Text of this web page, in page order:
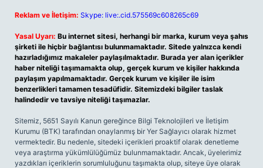
Reklam ve İletişim: Skype: live:.cid.575569c608265c69
Yasal Uyarı: Bu internet sitesi, herhangi bir marka, kurum veya şahıs
şirketi ile hiçbir bağlantısı bulunmamaktadır. Sitede yalnızca kendi
hazırladığımız makaleler paylaşılmaktadır. Burada yer alan içerikler
haber niteliği taşımamakta olup, gerçek kurum ve kişiler hakkında
paylaşım yapılmamaktadır. Gerçek kurum ve kişiler ile isim
benzerlikleri tamamen tesadüfidir. Sitemizdeki bilgiler taslak
halindedir ve tavsiye niteliği taşımazlar.
Sitemiz, 5651 Sayılı Kanun gereğince Bilgi Teknolojileri ve İletişim
Kurumu (BTK) tarafından onaylanmış bir Yer Sağlayıcı olarak hizmet
vermektedir. Bu nedenle, sitedeki içerikleri proaktif olarak denetleme
veya araştırma yükümlülüğümüz bulunmamaktadır. Ancak, üyelerimiz
yazdıkları içeriklerin sorumluluğunu taşımakta olup, siteye üye olarak